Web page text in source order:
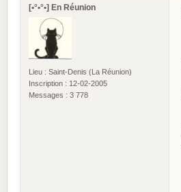
[•°•°•] En Réunion
Lieu : Saint-Denis (La Réunion)
Inscription : 12-02-2005
Messages : 3 778